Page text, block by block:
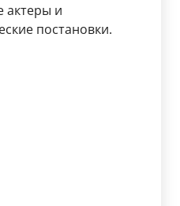
актеры и
постановки.